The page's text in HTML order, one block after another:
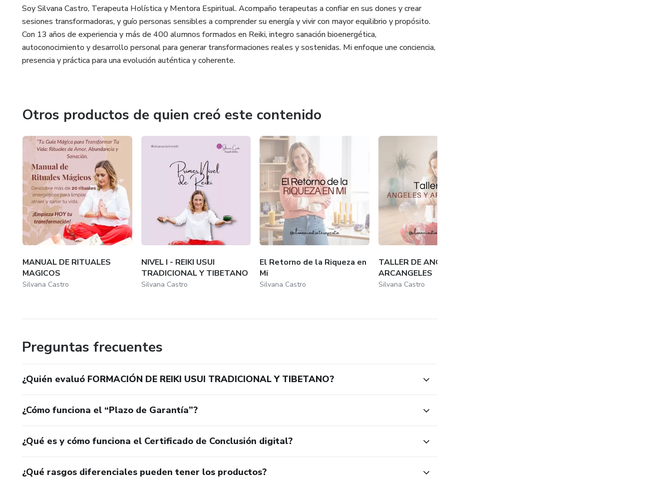
Soy Silvana Castro, Terapeuta Holística y Mentora Espiritual. Acompaño terapeutas a confiar en sus dones y crear
sesiones transformadoras, y guío personas sensibles a comprender su energía y vivir con mayor equilibrio y propósito.
Con 13 años de experiencia y más de 400 alumnos formados en Reiki, integro sanación bioenergética,
autoconocimiento y desarrollo personal para generar transformaciones reales y sostenidas. Mi enfoque une conciencia,
presencia y práctica para una evolución auténtica y coherente.
Otros productos de quien creó este contenido
MANUAL DE RITUALES
MAGICOS
Silvana Castro
NIVEL I - REIKI USUI
TRADICIONAL Y TIBETANO
Silvana Castro
El Retorno de la Riqueza en
Mi
Silvana Castro
TALLER DE ANGELES Y
ARCANGELES
Silvana Castro
Preguntas frecuentes
¿Quién evaluó FORMACIÓN DE REIKI USUI TRADICIONAL Y TIBETANO?
¿Cómo funciona el “Plazo de Garantía”?
¿Qué es y cómo funciona el Certificado de Conclusión digital?
¿Qué rasgos diferenciales pueden tener los productos?